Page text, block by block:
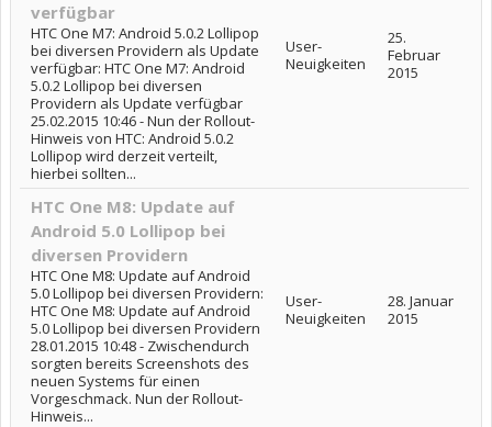
verfügbar
HTC One M7: Android 5.0.2 Lollipop
bei diversen Providern als Update
verfügbar: HTC One M7: Android
5.0.2 Lollipop bei diversen
Providern als Update verfügbar
25.02.2015 10:46 - Nun der Rollout-
Hinweis von HTC: Android 5.0.2
Lollipop wird derzeit verteilt,
hierbei sollten...
User-
Neuigkeiten
25.
Februar
2015
HTC One M8: Update auf
Android 5.0 Lollipop bei
diversen Providern
HTC One M8: Update auf Android
5.0 Lollipop bei diversen Providern:
HTC One M8: Update auf Android
5.0 Lollipop bei diversen Providern
28.01.2015 10:48 - Zwischendurch
sorgten bereits Screenshots des
neuen Systems für einen
Vorgeschmack. Nun der Rollout-
Hinweis...
User-
Neuigkeiten
28. Januar
2015